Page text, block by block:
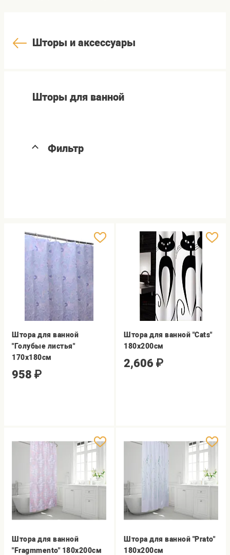
Шторы и аксессуары
Шторы для ванной
Фильтр
Штора для ванной
"Голубые листья"
170х180см
958 ₽
Штора для ванной "Cats"
180х200см
2,606 ₽
Штора для ванной
"Fragmmento" 180х200см
Штора для ванной "Prato"
180х200см